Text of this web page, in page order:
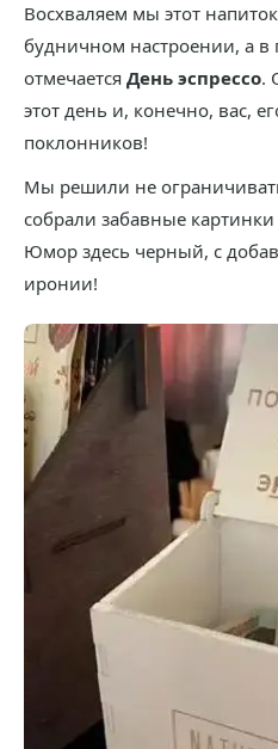
Восхваляем мы этот
будничном настроении, а в
отмечается День эспрессо.
этот день и, конечно, вас,
поклонников!
Мы решили не
собрали забавные
Юмор здесь черный, с
иронии!